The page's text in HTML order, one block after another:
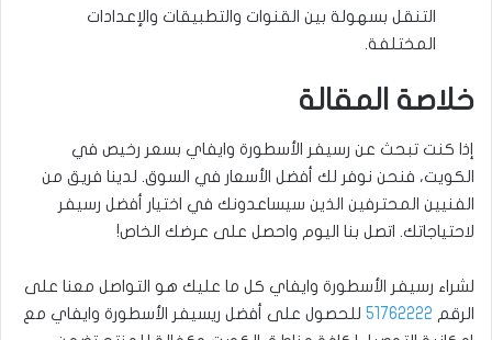
التنقل بسهولة بين القنوات والتطبيقات والإعدادات
المختلفة.
خلاصة المقالة
إذا كنت تبحث عن رسيفر الأسطورة وايفاي بسعر رخيص في
الكويت، فنحن نوفر لك أفضل الأسعار في السوق. لدينا فريق من
الفنيين المحترفين الذين سيساعدونك في اختيار أفضل رسيفر
لاحتياجاتك. اتصل بنا اليوم واحصل على عرضك الخاص!
لشراء رسيفر الأسطورة وايفاي كل ما عليك هو التواصل معنا على
الرقم 51762222 للحصول على أفضل ريسيفر الأسطورة وايفاي مع